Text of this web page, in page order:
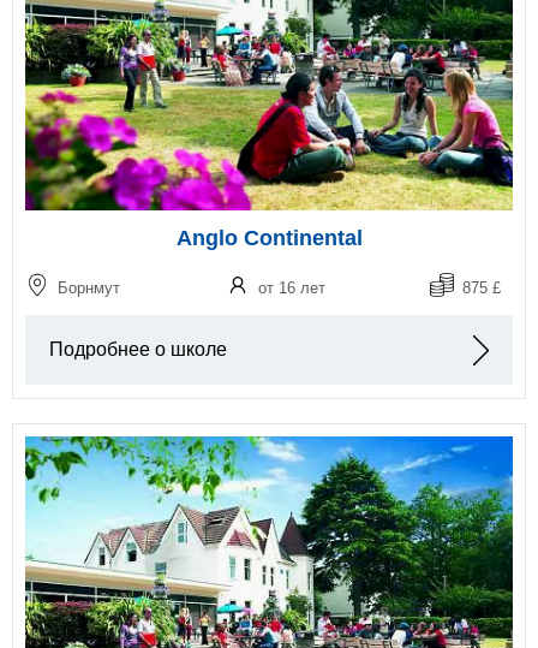
Anglo Continental
Борнмут от 16 лет 875 £
Подробнее о школе